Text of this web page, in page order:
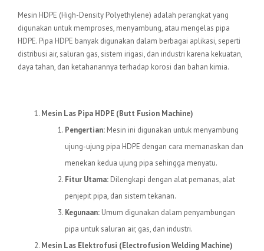
Mesin HDPE (High-Density Polyethylene) adalah perangkat yang
digunakan untuk memproses, menyambung, atau mengelas pipa
HDPE. Pipa HDPE banyak digunakan dalam berbagai aplikasi, seperti
distribusi air, saluran gas, sistem irigasi, dan industri karena kekuatan,
daya tahan, dan ketahanannya terhadap korosi dan bahan kimia.
Mesin Las Pipa HDPE (Butt Fusion Machine)
Pengertian: Mesin ini digunakan untuk menyambung
ujung-ujung pipa HDPE dengan cara memanaskan dan
menekan kedua ujung pipa sehingga menyatu.
Fitur Utama: Dilengkapi dengan alat pemanas, alat
penjepit pipa, dan sistem tekanan.
Kegunaan: Umum digunakan dalam penyambungan
pipa untuk saluran air, gas, dan industri.
Mesin Las Elektrofusi (Electrofusion Welding Machine)